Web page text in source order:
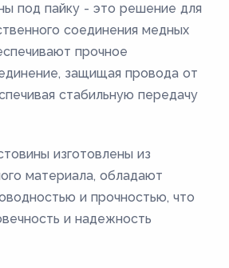
под пайку - это решение для
соединения медных
прочное
защищая провода от
стабильную передачу
изготовлены из
материала, обладают
и прочностью, что
и надежность